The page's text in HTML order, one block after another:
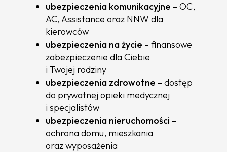
ubezpieczenia komunikacyjne – OC,
AC, Assistance oraz NNW dla
kierowców
ubezpieczenia na życie – finansowe
zabezpieczenie dla Ciebie
i Twojej rodziny
ubezpieczenia zdrowotne – dostęp
do prywatnej opieki medycznej
i specjalistów
ubezpieczenia nieruchomości –
ochrona domu, mieszkania
oraz wyposażenia